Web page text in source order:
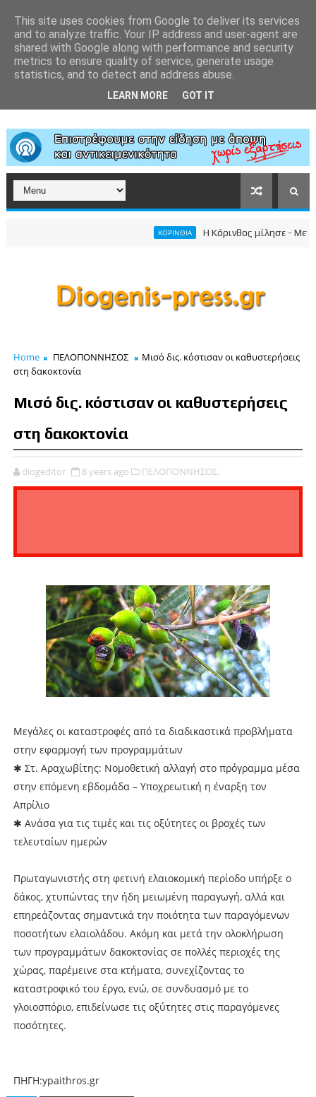
ΚΟΡΙΝΘΙΑ Η Κόρινθος μίλησε -
Home ΠΕΛΟΠΟΝΝΗΣΟΣ
Μισό δις. κόστισαν οι καθυστερήσεις
στη δακοκτονία
Μισό δις. κόστισαν οι καθυστερήσεις
στη δακοκτονία
diogeditor 8 years ago ΠΕΛΟΠΟΝΝΗΣΟΣ,
Μεγάλες οι καταστροφές από τα διαδικαστικά προβλήµατα
στην εφαρµογή των προγραµµάτων
✱ Στ. Αραχωβίτης: Νοµοθετική αλλαγή στο πρόγραµµα µέσα
στην επόµενη εβδοµάδα – Υποχρεωτική η έναρξη τον
Απρίλιο
✱ Ανάσα για τις τιµές και τις οξύτητες οι βροχές των
τελευταίων ηµερών
Πρωταγωνιστής στη φετινή ελαιοκοµική περίοδο υπήρξε ο
δάκος, χτυπώντας την ήδη µειωµένη παραγωγή, αλλά και
επηρεάζοντας σηµαντικά την ποιότητα των παραγόµενων
ποσοτήτων ελαιολάδου. Ακόµη και µετά την ολοκλήρωση
των προγραµµάτων δακοκτονίας σε πολλές περιοχές της
χώρας, παρέµεινε στα κτήµατα, συνεχίζοντας το
καταστροφικό του έργο, ενώ, σε συνδυασµό µε το
γλοιοσπόριο, επιδείνωσε τις οξύτητες στις παραγόµενες
ποσότητες.
ΠΗΓΗ:ypaithros.gr
This site uses cookies from Google to deliver its services
and to analyze traffic. Your IP address and user-agent are
shared with Google along with performance and security
metrics to ensure quality of service, generate usage
statistics, and to detect and address abuse.
LEARN MORE GOT IT